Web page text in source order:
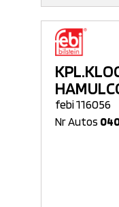
febi 116056
Nr Autos